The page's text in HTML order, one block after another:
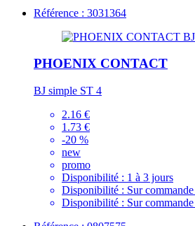
Référence : 3031364
PHOENIX CONTACT
BJ simple ST 4
2.16 €
1.73 €
-20 %
new
promo
Disponibilité : 1 à 3 jours
Disponibilité : Sur
Disponibilité : Sur